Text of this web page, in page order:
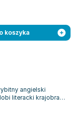
koszyka
angielski
literacki krajobraz
u...